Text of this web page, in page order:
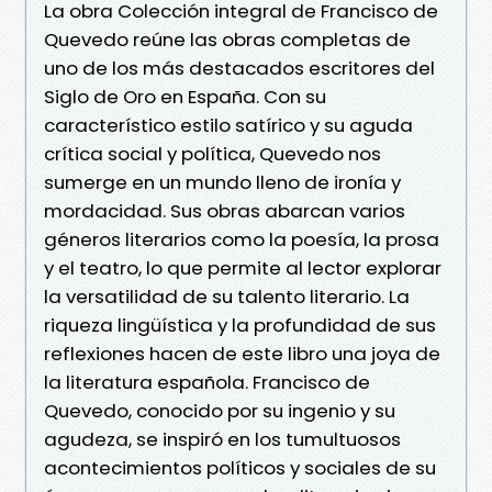
La obra Colección integral de Francisco de
Quevedo reúne las obras completas de
uno de los más destacados escritores del
Siglo de Oro en España. Con su
característico estilo satírico y su aguda
crítica social y política, Quevedo nos
sumerge en un mundo lleno de ironía y
mordacidad. Sus obras abarcan varios
géneros literarios como la poesía, la prosa
y el teatro, lo que permite al lector explorar
la versatilidad de su talento literario. La
riqueza lingüística y la profundidad de sus
reflexiones hacen de este libro una joya de
la literatura española. Francisco de
Quevedo, conocido por su ingenio y su
agudeza, se inspiró en los tumultuosos
acontecimientos políticos y sociales de su